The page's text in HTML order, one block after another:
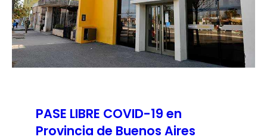
PASE LIBRE COVID-19 en
Provincia de Buenos Aires